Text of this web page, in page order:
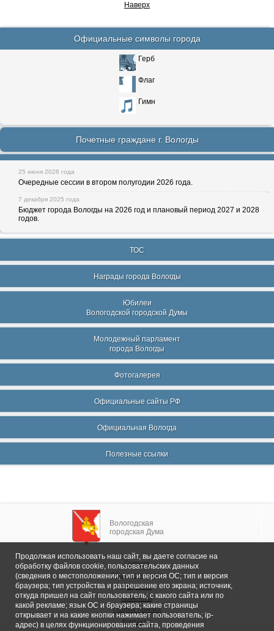
Наверх
Официальные символы города
Герб
Флаг
Гимн
Почетные граждане г. Вологды
25 июня 2026 года
Очередные сессии в втором полугодии 2026 года.
7 декабря 2025 года
Бюджет города Вологды на 2026 год и плановый период 2027 и 2028
годов.
ТОС
Награды города Вологды
Юбилеи
Вологодской городской Думы
Молодежный парламент
города Вологды
Фотогалерея
Официальные сайты РФ
Официальная Вологда
Полезные ссылки
Вологодская
городская Дума
Главная
Общие сведения
Депутаты
Комитеты
График приема
Контакты
Продолжая использовать наш сайт, вы даете согласие на
обработку файлов cookie, пользовательских данных
(сведения о местоположении; тип и версия ОС; тип и версия
браузера; тип устройства и разрешение его экрана; источник,
откуда пришел на сайт пользователь; с какого сайта или по
какой рекламе; язык ОС и браузера; какие страницы
открывает и на какие кнопки нажимает пользователь; ip-
адрес) в целях функционирования сайта, проведения